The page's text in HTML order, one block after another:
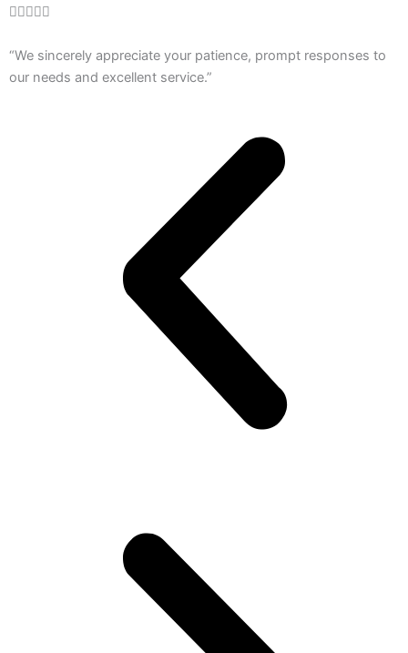
    
“We sincerely appreciate your patience, prompt responses to
our needs and excellent service.”